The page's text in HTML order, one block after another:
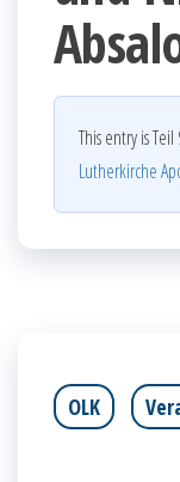
This entry is
Lutherkirche
OLK